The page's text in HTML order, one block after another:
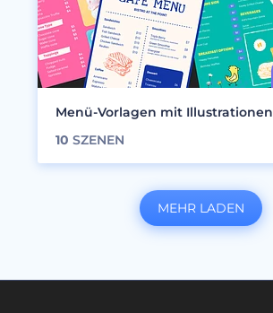
Menü-Vorlagen mit Illustrationen
10 SZENEN
MEHR LADEN